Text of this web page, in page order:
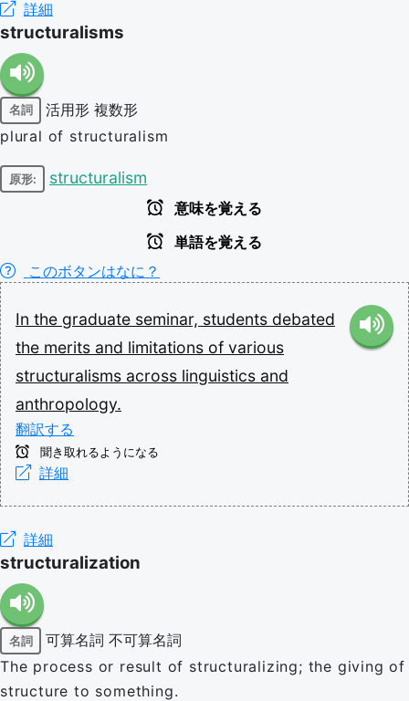
詳細
structuralisms
名詞 活用形 複数形
plural of structuralism
原形: structuralism
意味を覚える
単語を覚える
このボタンはなに？
In the graduate seminar, students debated
the merits and limitations of various
structuralisms across linguistics and
anthropology.
翻訳する
聞き取れるようになる
詳細
詳細
structuralization
名詞 可算名詞 不可算名詞
The process or result of structuralizing; the giving of
structure to something.